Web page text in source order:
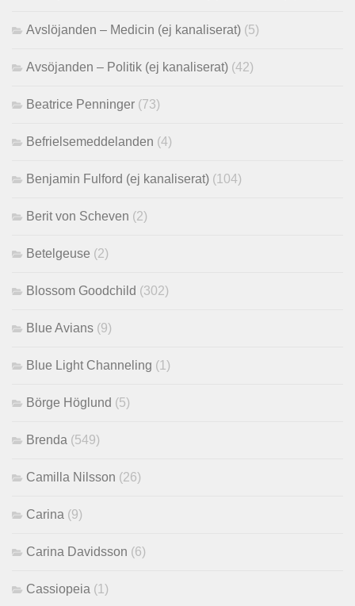
Avslöjanden – Medicin (ej kanaliserat) (5)
Avsöjanden – Politik (ej kanaliserat) (42)
Beatrice Penninger (73)
Befrielsemeddelanden (4)
Benjamin Fulford (ej kanaliserat) (104)
Berit von Scheven (2)
Betelgeuse (2)
Blossom Goodchild (302)
Blue Avians (9)
Blue Light Channeling (1)
Börge Höglund (5)
Brenda (549)
Camilla Nilsson (26)
Carina (9)
Carina Davidsson (6)
Cassiopeia (1)